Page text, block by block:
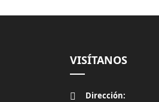
VISÍTANOS
Dirección: